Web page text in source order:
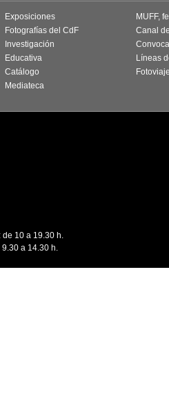
Exposiciones
Fotografías del CdF
Investigación
Educativa
Catálogo
Mediateca
MUFF,
Canal
Líneas
de 10 a 19.30 h.
a 14.30 h.